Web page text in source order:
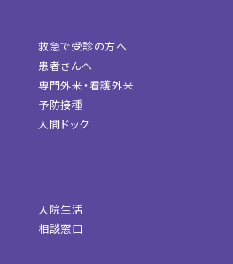
救急で受診の方へ
患者さんへ
専門外来・看護外来
予防接種
人間ドック
入院生活
相談窓口